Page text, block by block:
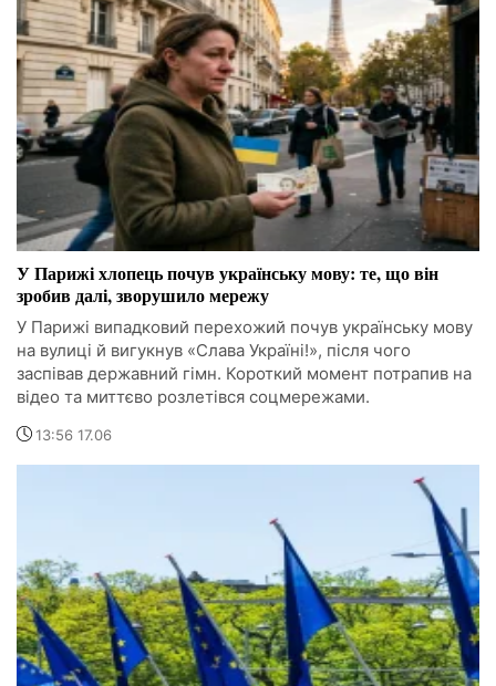
У Парижі хлопець почув українську мову: те, що він
зробив далі, зворушило мережу
У Парижі випадковий перехожий почув українську мову
на вулиці й вигукнув «Слава Україні!», після чого
заспівав державний гімн. Короткий момент потрапив на
відео та миттєво розлетівся соцмережами.
13:56 17.06